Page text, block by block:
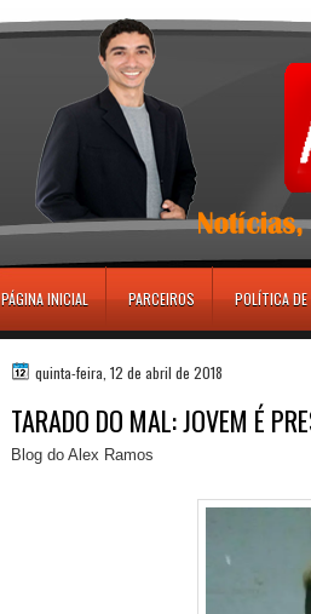
PÁGINA INICIAL PARCEIROS POLÍTICA
quinta-feira, 12 de abril de 2018
TARADO DO MAL: JOVEM É
Blog do Alex Ramos